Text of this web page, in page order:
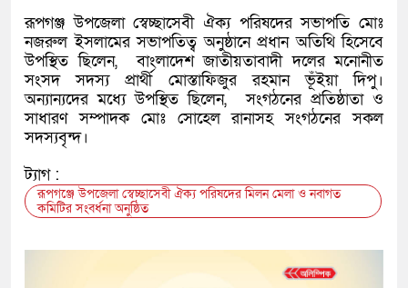
‎রূপগঞ্জ উপজেলা স্বেচ্ছাসেবী ঐক্য পরিষদের সভাপতি মোঃ
নজরুল ইসলামের সভাপতিত্ব অনুষ্ঠানে প্রধান অতিথি হিসেবে
উপস্থিত ছিলেন, বাংলাদেশ জাতীয়তাবাদী দলের মনোনীত
সংসদ সদস্য প্রার্থী মোস্তাফিজুর রহমান ভূঁইয়া দিপু।
অন্যান্যদের মধ্যে উপস্থিত ছিলেন, সংগঠনের প্রতিষ্ঠাতা ও
সাধারণ সম্পাদক মোঃ সোহেল রানাসহ সংগঠনের সকল
সদস্যবৃন্দ।
ট্যাগ :
রূপগঞ্জে উপজেলা স্বেচ্ছাসেবী ঐক্য পরিষদের মিলন মেলা ও নবাগত
কমিটির সংবর্ধনা অনুষ্ঠিত